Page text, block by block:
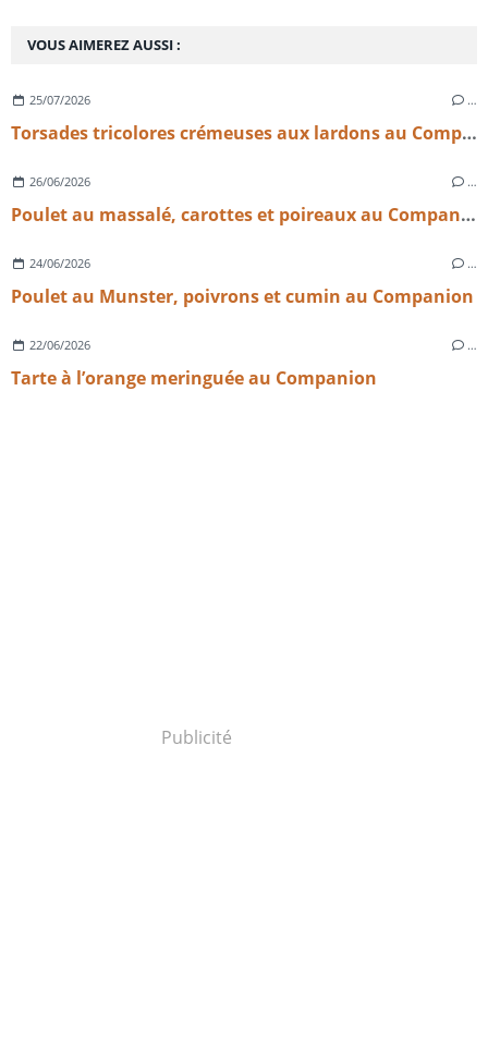
VOUS AIMEREZ AUSSI :
25/07/2026 …
Torsades tricolores crémeuses aux lardons au Companion | Recette facile et rapide
26/06/2026 …
Poulet au massalé, carottes et poireaux au Companion
24/06/2026 …
Poulet au Munster, poivrons et cumin au Companion
22/06/2026 …
Tarte à l’orange meringuée au Companion
Publicité